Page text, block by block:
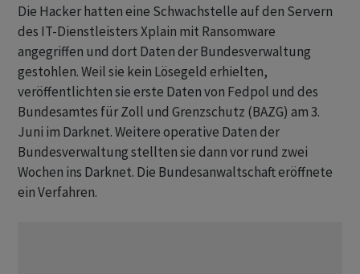
Die Hacker hatten eine Schwachstelle auf den Servern
des IT-Dienstleisters Xplain mit Ransomware
angegriffen und dort Daten der Bundesverwaltung
gestohlen. Weil sie kein Lösegeld erhielten,
veröffentlichten sie erste Daten von Fedpol und des
Bundesamtes für Zoll und Grenzschutz (BAZG) am 3.
Juni im Darknet. Weitere operative Daten der
Bundesverwaltung stellten sie dann vor rund zwei
Wochen ins Darknet. Die Bundesanwaltschaft eröffnete
ein Verfahren.